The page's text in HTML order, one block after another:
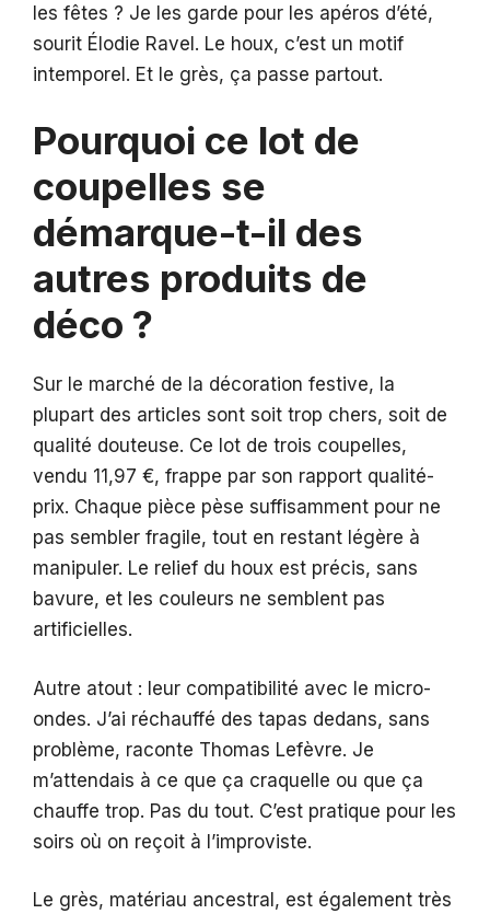
les fêtes ? Je les garde pour les apéros d’été,
sourit Élodie Ravel. Le houx, c’est un motif
intemporel. Et le grès, ça passe partout.
Pourquoi ce lot de
coupelles se
démarque-t-il des
autres produits de
déco ?
Sur le marché de la décoration festive, la
plupart des articles sont soit trop chers, soit de
qualité douteuse. Ce lot de trois coupelles,
vendu 11,97 €, frappe par son rapport qualité-
prix. Chaque pièce pèse suffisamment pour ne
pas sembler fragile, tout en restant légère à
manipuler. Le relief du houx est précis, sans
bavure, et les couleurs ne semblent pas
artificielles.
Autre atout : leur compatibilité avec le micro-
ondes. J’ai réchauffé des tapas dedans, sans
problème, raconte Thomas Lefèvre. Je
m’attendais à ce que ça craquelle ou que ça
chauffe trop. Pas du tout. C’est pratique pour les
soirs où on reçoit à l’improviste.
Le grès, matériau ancestral, est également très